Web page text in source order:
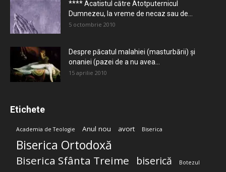
**** Acatistul către Atotputernicul
Dumnezeu, la vreme de necaz sau de...
5 octombrie 2010
Despre păcatul malahiei (masturbării) şi
onaniei (pazei de a nu avea...
15 aprilie 2010
Etichete
Academia de Teologie Anul nou avort Biserica
Biserica Ortodoxă
Biserica Sfânta Treime biserică Botezul